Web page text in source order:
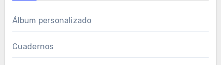
Álbum personalizado
Cuadernos